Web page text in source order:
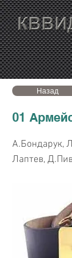
Назад
01
А.Бондарук,
Лаптев,